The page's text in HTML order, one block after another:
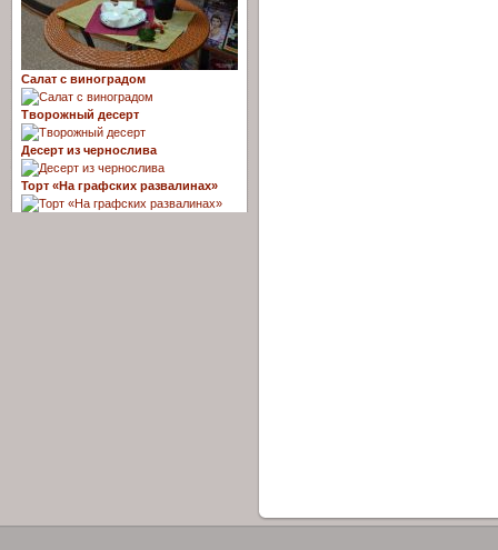
Салат с виноградом
Творожный десерт
Десерт из чернослива
Торт «На графских развалинах»